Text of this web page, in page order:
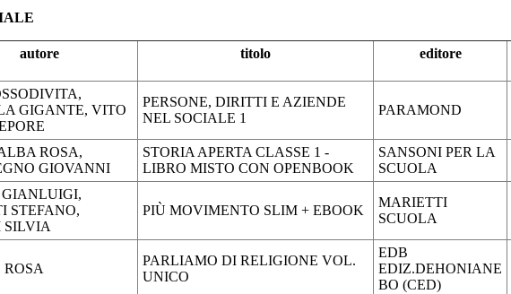
autore titolo editore
GIGANTE, VITO
PERSONE, DIRITTI E AZIENDE
NEL SOCIALE 1
PARAMOND
ROSA,
GIOVANNI
STORIA APERTA CLASSE 1 -
LIBRO MISTO CON OPENBOOK
SANSONI PER LA
SCUOLA
STEFANO,
SILVIA
PIÙ MOVIMENTO SLIM + EBOOK
MARIETTI
SCUOLA
ROSA
PARLIAMO DI RELIGIONE VOL.
UNICO
EDB
EDIZ.DEHONIANE
BO (CED)